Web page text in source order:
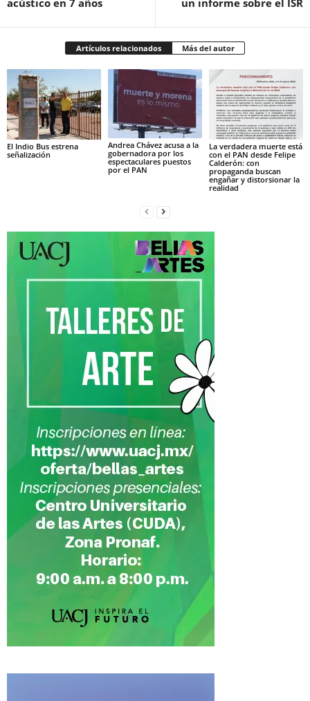
acústico en 7 años un informe sobre el ISR
Artículos relacionados Más del autor
El Indio Bus estrena
señalización
Andrea Chávez acusa a la
gobernadora por los
espectaculares puestos
por el PAN
La verdadera muerte está
con el PAN desde Felipe
Calderón: con
propaganda buscan
engañar y distorsionar la
realidad